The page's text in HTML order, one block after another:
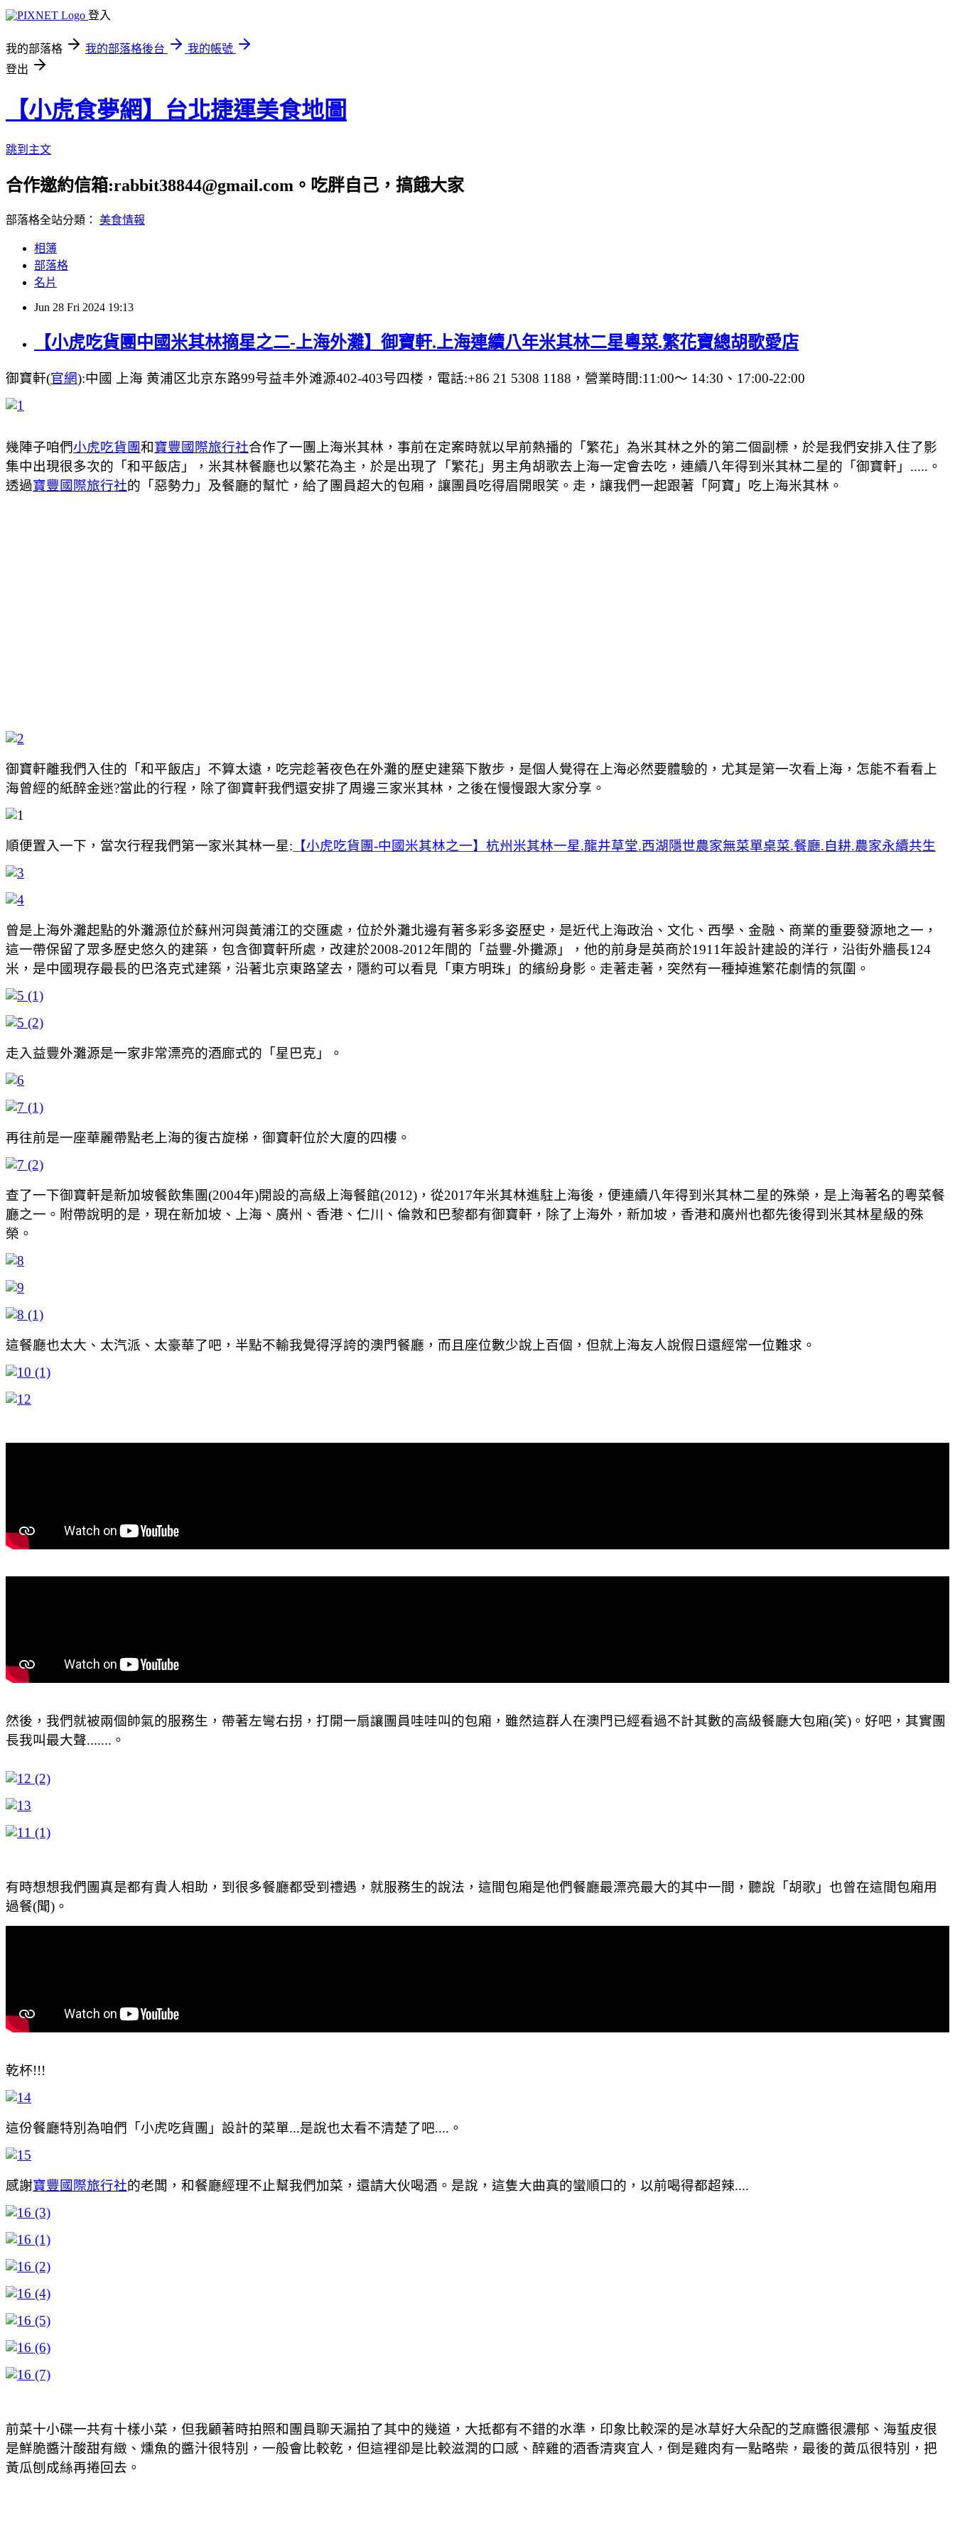
登入
我的部落格 我的部落格後台
我的帳號
登出
【小虎食夢網】台北捷運美食地圖
跳到主文
合作邀約信箱:rabbit38844@gmail.com。吃胖自己，搞餓大家
部落格全站分類： 美食情報
相簿
部落格
名片
Jun 28 Fri 2024 19:13
【小虎吃貨團中國米其林摘星之二-上海外灘】御寶軒.上海連續八年米其林二星粵菜.繁花寶總胡歌愛店
御寶軒(官網):中國 上海 黄浦区北京东路99号益丰外滩源402-403号四楼，電話:+86 21 5308 1188，營業時間:11:00～ 14:30、17:00-22:00
幾陣子咱們小虎吃貨團和寶豐國際旅行社合作了一團上海米其林，事前在定案時就以早前熱播的「繁花」為米其林之外的第二個副標，於是我們安排入住了影
集中出現很多次的「和平飯店」，米其林餐廳也以繁花為主，於是出現了「繁花」男主角胡歌去上海一定會去吃，連續八年得到米其林二星的「御寶軒」.....。
透過寶豐國際旅行社的「惡勢力」及餐廳的幫忙，給了團員超大的包廂，讓團員吃得眉開眼笑。走，讓我們一起跟著「阿寶」吃上海米其林。
御寶軒離我們入住的「和平飯店」不算太遠，吃完趁著夜色在外灘的歷史建築下散步，是個人覺得在上海必然要體驗的，尤其是第一次看上海，怎能不看看上
海曾經的紙醉金迷?當此的行程，除了御寶軒我們還安排了周邊三家米其林，之後在慢慢跟大家分享。
順便置入一下，當次行程我們第一家米其林一星: 【小虎吃貨團-中國米其林之一】杭州米其林一星.龍井草堂.西湖隱世農家無菜單桌菜.餐廳.自耕.農家永續共生
曾是上海外灘起點的外灘源位於蘇州河與黃浦江的交匯處，位於外灘北邊有著多彩多姿歷史，是近代上海政治、文化、西學、金融、商業的重要發源地之一，
這一帶保留了眾多歷史悠久的建築，包含御寶軒所處，改建於2008-2012年間的「益豐-外攤源」，他的前身是英商於1911年設計建設的洋行，沿街外牆長124
米，是中國現存最長的巴洛克式建築，沿著北京東路望去，隱約可以看見「東方明珠」的繽紛身影。走著走著，突然有一種掉進繁花劇情的氛圍。
走入益豐外灘源是一家非常漂亮的酒廊式的「星巴克」。
再往前是一座華麗帶點老上海的復古旋梯， 御寶軒位於大廈的四樓。
查了一下御寶軒是新加坡餐飲集團(2004年)開設的高級上海餐館(2012)，從2017年米其林進駐上海後，便連續八年得到米其林二星的殊榮，是上海著名的粵菜餐
廳之一。附帶說明的是，現在新加坡、上海、廣州、香港、仁川、倫敦和巴黎都有御寶軒，除了上海外，新加坡，香港和廣州也都先後得到米其林星級的殊
榮。
這餐廳也太大、太汽派、太豪華了吧，半點不輸我覺得浮誇的澳門餐廳，而且座位數少說上百個，但就上海友人說假日還經常一位難求。
然後，我們就被兩個帥氣的服務生，帶著左彎右拐，打開一扇讓團員哇哇叫的包廂，雖然這群人在澳門已經看過不計其數的高級餐廳大包廂(笑)。好吧，其實團
長我叫最大聲.......。
有時想想我們團真是都有貴人相助，到很多餐廳都受到禮遇，就服務生的說法，這間包廂是他們餐廳最漂亮最大的其中一間，聽說「胡歌」也曾在這間包廂用
過餐(聞)。
乾杯!!!
這份餐廳特別為咱們「小虎吃貨團」設計的菜單...是說也太看不清楚了吧....。
感謝寶豐國際旅行社的老闆，和餐廳經理不止幫我們加菜，還請大伙喝酒。是說，這隻大曲真的蠻順口的，以前喝得都超辣....
前菜十小碟一共有十樣小菜，但我顧著時拍照和團員聊天漏拍了其中的幾道，大抵都有不錯的水準，印象比較深的是冰草好大朵配的芝麻醬很濃郁、海蜇皮很
是鮮脆醬汁酸甜有緻、燻魚的醬汁很特別，一般會比較乾，但這裡卻是比較滋潤的口感、醉雞的酒香清爽宜人，倒是雞肉有一點略柴，最後的黃瓜很特別，把
黃瓜刨成絲再捲回去。